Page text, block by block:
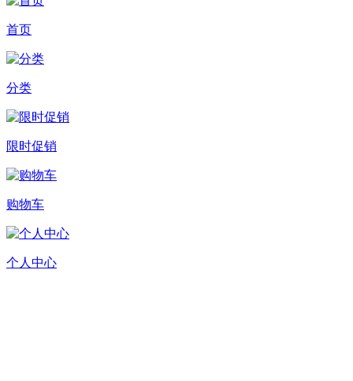
首页
分类
限时促销
购物车
个人中心